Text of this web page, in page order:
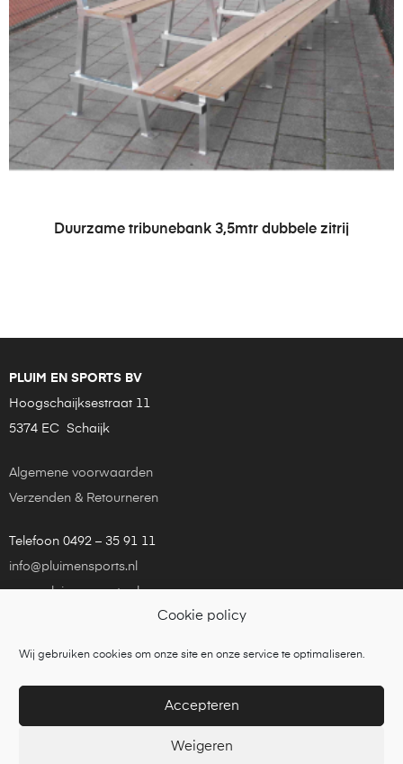
Cookie policy
Wij gebruiken cookies om onze site en onze service te optimaliseren.
Accepteren
Weigeren
LEES VERDER
Duurzame tribunebank 3,5mtr dubbele zitrij
PLUIM EN SPORTS BV
Hoogschaijksestraat 11
5374 EC Schaijk
Algemene voorwaarden
Verzenden & Retourneren
Telefoon 0492 – 35 91 11
info@pluimensports.nl
www.pluimensports.nl
Copyright © 2021Pluim en Sports is een onderdeel van
Tennisbouw Nederland BV